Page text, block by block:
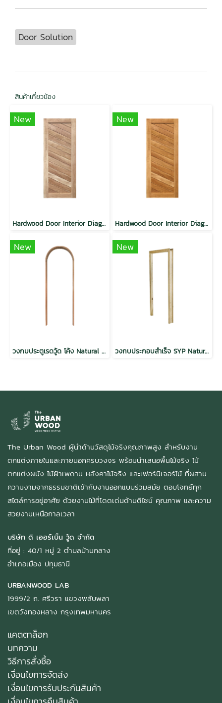
Door Solution
สินค้าเกี่ยวข้อง
New
Hardwood Door Interior Diagonal pattern Natural
New
Hardwood Door Interior Diagonal pattern Teak
New
วงกบประตูเรดวู้ด โค้ง Natural Hardwood Door Frame Interior Door
New
วงกบประกอบสำเร็จ SYP Natural Hardwood Door Frame
The Urban Wood ผู้นำด้านวัสดุไม้จริงคุณภาพสูง สำหรับงาน
ตกแต่งภายในและภายนอกครบวงจร พร้อมนำเสนอพื้นไม้จริง ไม้
ตกแต่งผนัง ไม้ฝ้าเพดาน หลังคาไม้จริง และเฟอร์นิเจอร์ไม้ ที่ผสาน
ความงามจากธรรมชาติเข้ากับงานออกแบบร่วมสมัย ตอบโจทย์ทุก
สไตล์การอยู่อาศัย ด้วยงานไม้ที่โดดเด่นด้านดีไซน์ คุณภาพ และความ
สวยงามเหนือกาลเวลา
บริษัท ดิ เออร์เบิ้น วู้ด จำกัด
ที่อยู่ : 40/1 หมู่ 2 ตำบลบ้านกลาง
อำเภอเมือง ปทุมธานี
URBANWOOD LAB
1999/2 ถ. ศรีวรา แขวงพลับพลา
เขตวังทองหลาง กรุงเทพมหานคร
แคตตาล็อก
บทความ
วิธีการสั่งซื้อ
เงื่อนไขการจัดส่ง
เงื่อนไขการรับประกันสินค้า